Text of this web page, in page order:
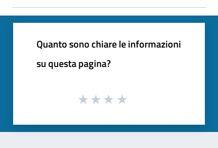
Quanto sono chiare le informazioni
su questa pagina?